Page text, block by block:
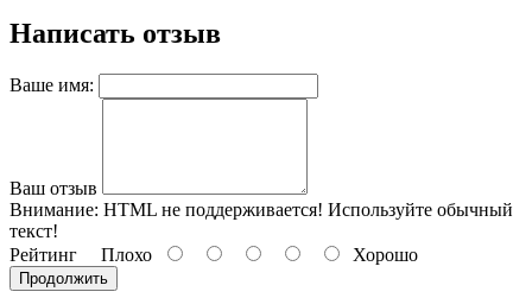
Написать отзыв
Ваше имя:
Ваш отзыв
Внимание: HTML не поддерживается! Используйте обычный
текст!
Рейтинг Плохо Хорошо
Продолжить